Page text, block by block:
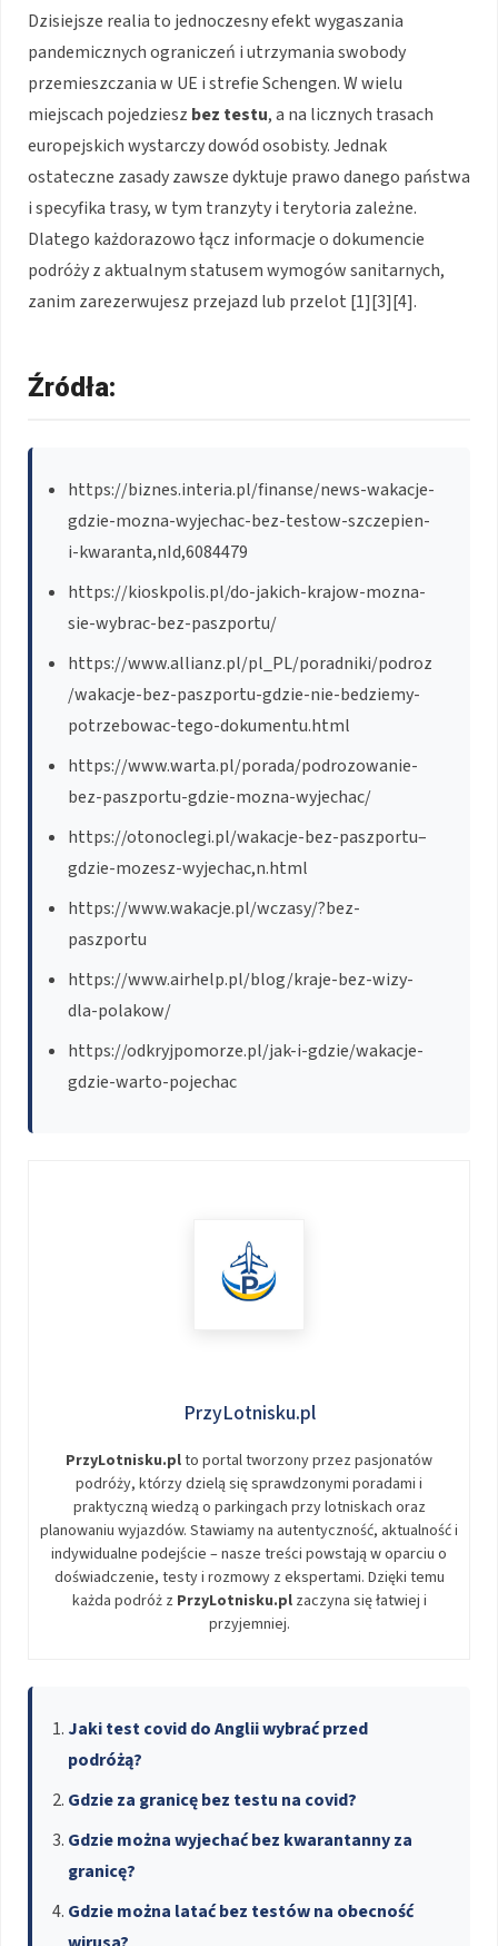
Dzisiejsze realia to jednoczesny efekt wygaszania
pandemicznych ograniczeń i utrzymania swobody
przemieszczania w UE i strefie Schengen. W wielu
miejscach pojedziesz bez testu, a na licznych trasach
europejskich wystarczy dowód osobisty. Jednak
ostateczne zasady zawsze dyktuje prawo danego państwa
i specyfika trasy, w tym tranzyty i terytoria zależne.
Dlatego każdorazowo łącz informacje o dokumencie
podróży z aktualnym statusem wymogów sanitarnych,
zanim zarezerwujesz przejazd lub przelot [1][3][4].
Źródła:
https://biznes.interia.pl/finanse/news-wakacje-
gdzie-mozna-wyjechac-bez-testow-szczepien-
i-kwaranta,nId,6084479
https://kioskpolis.pl/do-jakich-krajow-mozna-
sie-wybrac-bez-paszportu/
https://www.allianz.pl/pl_PL/poradniki/podroz
/wakacje-bez-paszportu-gdzie-nie-bedziemy-
potrzebowac-tego-dokumentu.html
https://www.warta.pl/porada/podrozowanie-
bez-paszportu-gdzie-mozna-wyjechac/
https://otonoclegi.pl/wakacje-bez-paszportu–
gdzie-mozesz-wyjechac,n.html
https://www.wakacje.pl/wczasy/?bez-
paszportu
https://www.airhelp.pl/blog/kraje-bez-wizy-
dla-polakow/
https://odkryjpomorze.pl/jak-i-gdzie/wakacje-
gdzie-warto-pojechac
PrzyLotnisku.pl
PrzyLotnisku.plto portal tworzony przez pasjonatów
podróży, którzy dzielą się sprawdzonymi poradami i
praktyczną wiedzą o parkingach przy lotniskach oraz
planowaniu wyjazdów. Stawiamy na autentyczność, aktualność i
indywidualne podejście – nasze treści powstają w oparciu o
doświadczenie, testy i rozmowy z ekspertami. Dzięki temu
każda podróż z PrzyLotnisku.plzaczyna się łatwiej i
przyjemniej.
Jaki test covid do Anglii wybrać przed
podróżą?
Gdzie za granicę bez testu na covid?
Gdzie można wyjechać bez kwarantanny za
granicę?
Gdzie można latać bez testów na obecność